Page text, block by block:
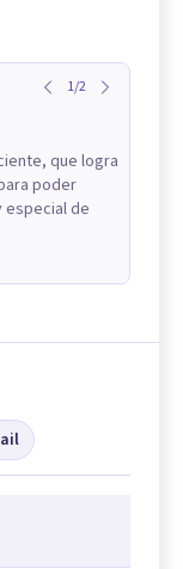
1/2
que logra
poder
especial de